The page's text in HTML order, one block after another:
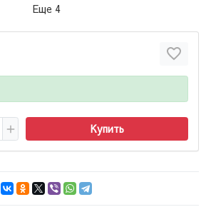
Еще 4
Купить